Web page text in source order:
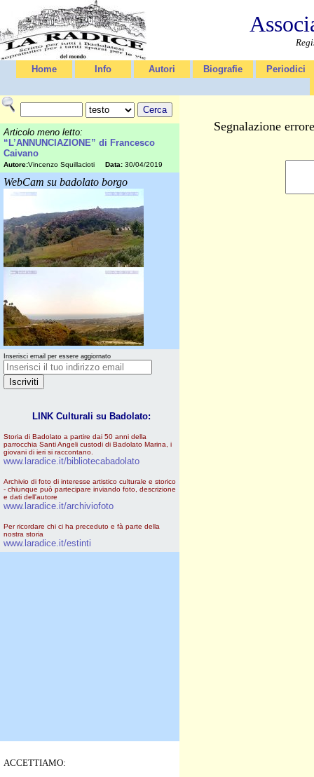
Home Info Autori Biografie Periodici
Articolo meno letto:
“L’ANNUNCIAZIONE” di Francesco
Caivano
Autore:Vincenzo Squillacioti Data: 30/04/2019
WebCam su badolato borgo
Inserisci email per essere aggiornato
LINK Culturali su Badolato:
Storia di Badolato a partire dai 50 anni della
parrocchia Santi Angeli custodi di Badolato Marina, i
giovani di ieri si raccontano.
www.laradice.it/bibliotecabadolato
Archivio di foto di interesse artistico culturale e storico
- chiunque può partecipare inviando foto, descrizione
e dati dell'autore
www.laradice.it/archiviofoto
Per ricordare chi ci ha preceduto e fà parte della
nostra storia
www.laradice.it/estinti
ACCETTIAMO:
Segnalazione